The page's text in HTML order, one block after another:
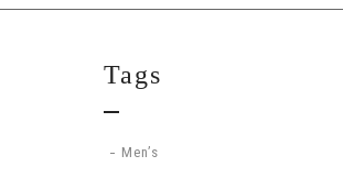
Tags
Men’s